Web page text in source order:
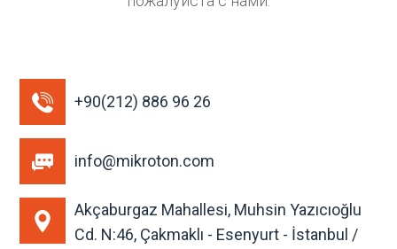
+90(212) 886 96 26
info@mikroton.com
Akçaburgaz Mahallesi, Muhsin Yazıcıoğlu
Cd. N:46, Çakmaklı - Esenyurt - İstanbul /